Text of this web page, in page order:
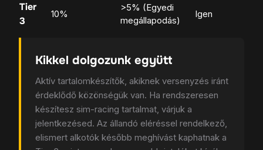
Tier
3
10%
>5% (Egyedi
megállapodás)
Igen
Kikkel dolgozunk együtt
Aktív tartalomkészítők, akiknek versenyzés iránt
érdeklődő közönségük van. Ha rendszeresen
készítesz sim-racing tartalmat, várjuk a
jelentkezésed. Az állandó eléréssel rendelkező,
elismert alkotók később meghívást kaphatnak a